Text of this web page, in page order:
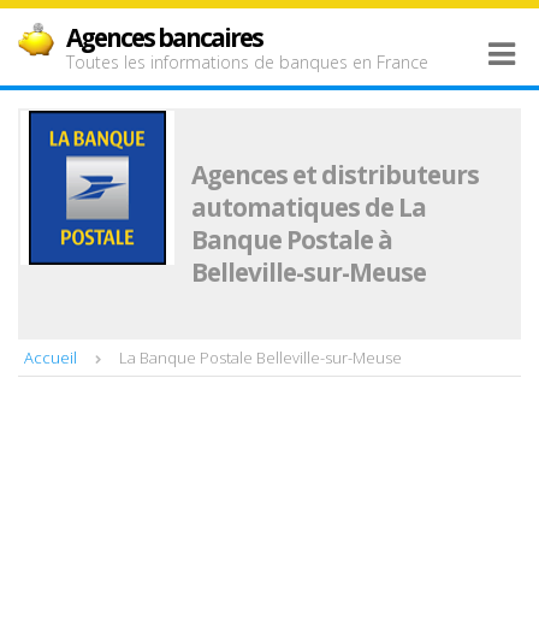
Agences bancaires
Toutes les informations de banques en France
Agences et distributeurs
automatiques de La
Banque Postale à
Belleville-sur-Meuse
Accueil La Banque Postale Belleville-sur-Meuse